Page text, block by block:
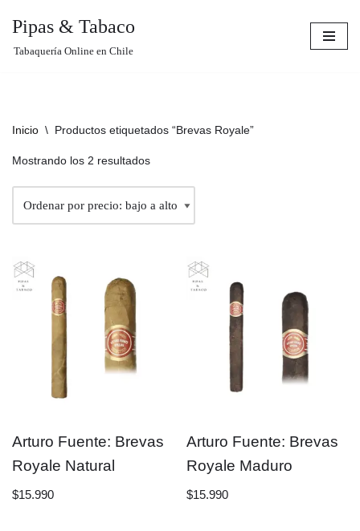
Pipas & Tabaco
Tabaquería Online en Chile
Inicio \ Productos etiquetados “Brevas Royale”
Mostrando los 2 resultados
Arturo Fuente: Brevas
Royale Natural
$15.990
Arturo Fuente: Brevas
Royale Maduro
$15.990